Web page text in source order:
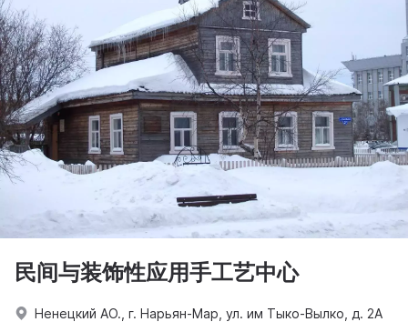
民间与装饰性应用手工艺中心
Ненецкий АО., г. Нарьян-Мар, ул. им Тыко-Вылко, д. 2А